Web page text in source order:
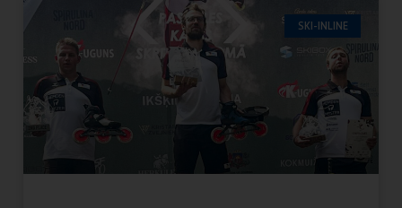
SKI-INLINE